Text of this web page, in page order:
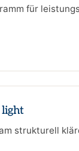
für
strukturell